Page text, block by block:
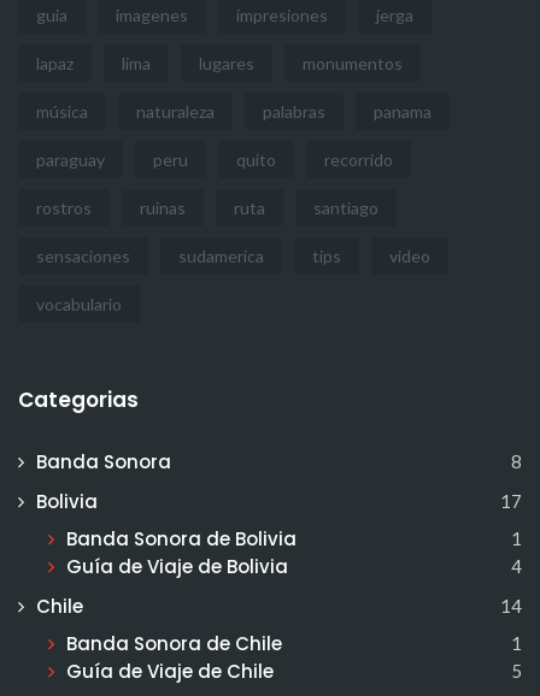
guia imagenes impresiones jerga
lapaz lima lugares monumentos
música naturaleza palabras panama
paraguay peru quito recorrido
rostros ruinas ruta santiago
sensaciones sudamerica tips video
vocabulario
Categorias
Banda Sonora 8
Bolivia 17
Banda Sonora de Bolivia 1
Guía de Viaje de Bolivia 4
Chile 14
Banda Sonora de Chile 1
Guía de Viaje de Chile 5